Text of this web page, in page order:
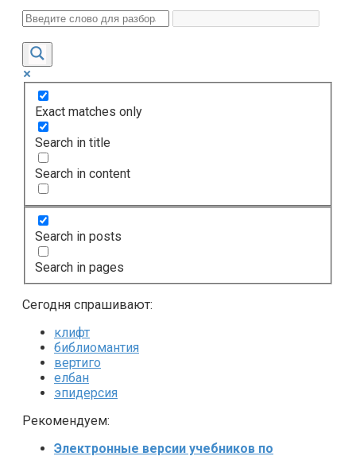
Exact matches only
Search in title
Search in content
Search in posts
Search in pages
Сегодня спрашивают:
клифт
библиомантия
вертиго
елбан
эпидерсия
Рекомендуем:
Электронные версии учебников по